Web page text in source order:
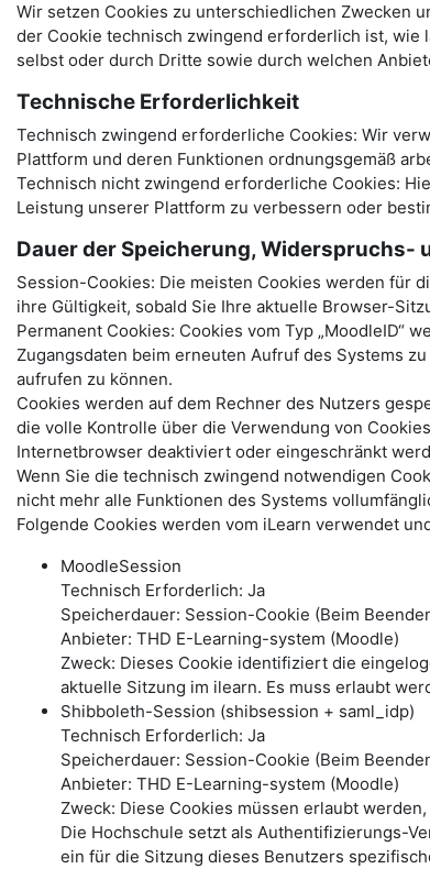
Wir setzen Cookies zu unterschiedlichen Zwecken
der Cookie technisch zwingend erforderlich ist,
selbst oder durch Dritte sowie durch welchen
Technische Erforderlichkeit
Technisch zwingend erforderliche Cookies: Wir
Plattform und deren Funktionen ordnungsgemäß
Technisch nicht zwingend erforderliche Cookies:
Leistung unserer Plattform zu verbessern oder
Dauer der Speicherung, Widerspruchs-
Session-Cookies: Die meisten Cookies werden für
ihre Gültigkeit, sobald Sie Ihre aktuelle Browser-
Permanent Cookies: Cookies vom Typ „MoodleID“
Zugangsdaten beim erneuten Aufruf des Systems
aufrufen zu können.
Cookies werden auf dem Rechner des Nutzers
die volle Kontrolle über die Verwendung von
Internetbrowser deaktiviert oder eingeschränkt
Wenn Sie die technisch zwingend notwendigen
nicht mehr alle Funktionen des Systems
Folgende Cookies werden vom iLearn verwendet
MoodleSession
Technisch Erforderlich: Ja
Speicherdauer: Session-Cookie (Beim
Anbieter: THD E-Learning-system (Moodle)
Zweck: Dieses Cookie identifiziert die
aktuelle Sitzung im ilearn. Es muss erlaubt
Shibboleth-Session (shibsession + saml_idp)
Technisch Erforderlich: Ja
Speicherdauer: Session-Cookie (Beim
Anbieter: THD E-Learning-system (Moodle)
Zweck: Diese Cookies müssen erlaubt
Die Hochschule setzt als Authentifizierungs-
ein für die Sitzung dieses Benutzers